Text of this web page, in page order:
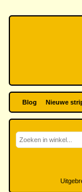
Blog Nieuwe